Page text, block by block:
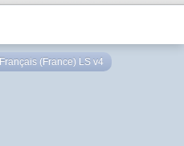
Français (France) LS v4